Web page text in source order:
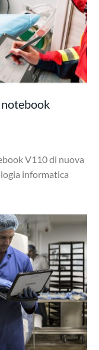
V110 di nuova
informatica